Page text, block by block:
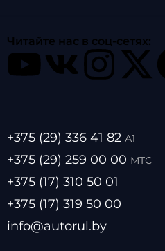
Читайте нас в соц-сетях:
+375 (29) 336 41 82 А1
+375 (29) 259 00 00 МТС
+375 (17) 310 50 01
+375 (17) 319 50 00
info@autorul.by